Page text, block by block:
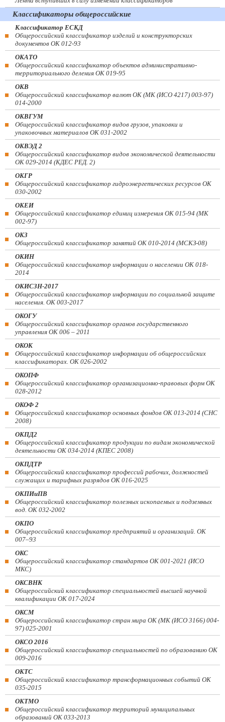
Классификаторы общероссийские
Классификатор ЕСКД
Общероссийский классификатор изделий и конструкторских
документов ОК 012-93
ОКАТО
Общероссийский классификатор объектов административно-
территориального деления ОК 019-95
ОКВ
Общероссийский классификатор валют ОК (МК (ИСО 4217) 003-97)
014-2000
ОКВГУМ
Общероссийский классификатор видов грузов, упаковки и
упаковочных материалов ОК 031-2002
ОКВЭД 2
Общероссийский классификатор видов экономической деятельности
ОК 029-2014 (КДЕС РЕД. 2)
ОКГР
Общероссийский классификатор гидроэнергетических ресурсов ОК
030-2002
ОКЕИ
Общероссийский классификатор единиц измерения ОК 015-94 (МК
002-97)
ОКЗ
Общероссийский классификатор занятий ОК 010-2014 (МСКЗ-08)
ОКИН
Общероссийский классификатор информации о населении ОК 018-
2014
ОКИСЗН-2017
Общероссийский классификатор информации по социальной защите
населения. ОК 003-2017
ОКОГУ
Общероссийский классификатор органов государственного
управления ОК 006 – 2011
ОКОК
Общероссийский классификатор информации об общероссийских
классификаторах. ОК 026-2002
ОКОПФ
Общероссийский классификатор организационно-правовых форм ОК
028-2012
ОКОФ 2
Общероссийский классификатор основных фондов ОК 013-2014 (СНС
2008)
ОКПД2
Общероссийский классификатор продукции по видам экономической
деятельности ОК 034-2014 (КПЕС 2008)
ОКПДТР
Общероссийский классификатор профессий рабочих, должностей
служащих и тарифных разрядов ОК 016-2025
ОКПИиПВ
Общероссийский классификатор полезных ископаемых и подземных
вод. ОК 032-2002
ОКПО
Общероссийский классификатор предприятий и организаций. ОК
007–93
ОКС
Общероссийский классификатор стандартов ОК 001-2021 (ИСО
МКС)
ОКСВНК
Общероссийский классификатор специальностей высшей научной
квалификации ОК 017-2024
ОКСМ
Общероссийский классификатор стран мира ОК (МК (ИСО 3166) 004-
97) 025-2001
ОКСО 2016
Общероссийский классификатор специальностей по образованию ОК
009-2016
ОКТС
Общероссийский классификатор трансформационных событий ОК
035-2015
ОКТМО
Общероссийский классификатор территорий муниципальных
образований ОК 033-2013